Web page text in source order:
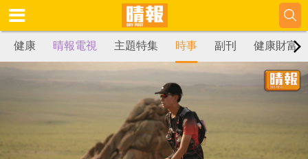
健康 晴報電視 主題特集 時事 副刊 健康財富